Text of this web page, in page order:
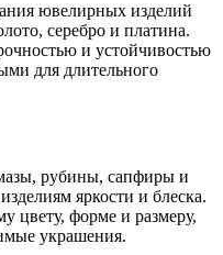
ювелирных изделий
серебро и платина.
и устойчивостью
для длительного
рубины, сапфиры и
яркости и блеска.
цвету, форме и размеру,
украшения.